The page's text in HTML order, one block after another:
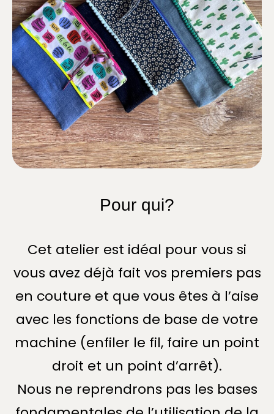
Pour qui?
Cet atelier est idéal pour vous si
vous avez déjà fait vos premiers pas
en couture et que vous êtes à l’aise
avec les fonctions de base de votre
machine (enfiler le fil, faire un point
droit et un point d’arrêt).
Nous ne reprendrons pas les bases